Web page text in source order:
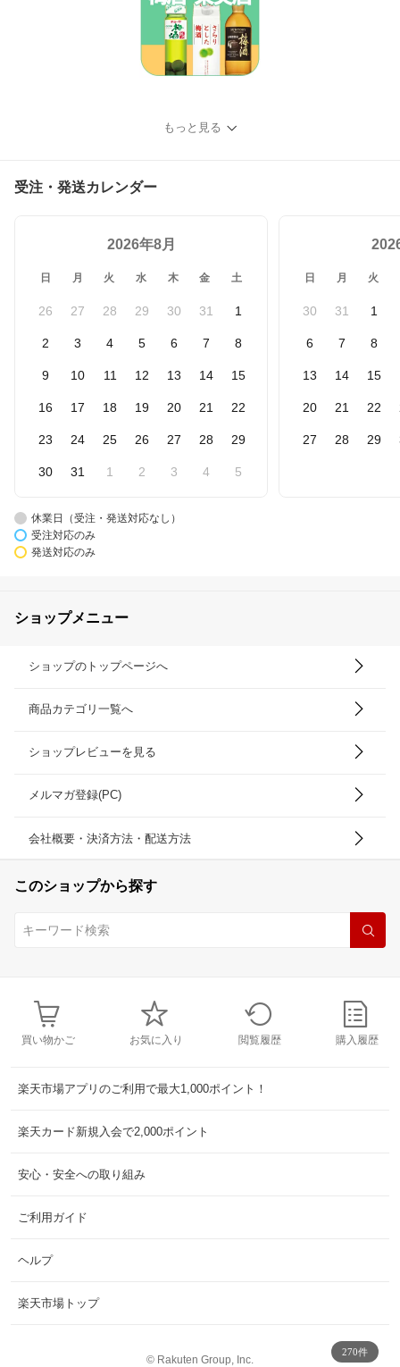
270件
もっと見る
受注・発送カレンダー
2026年8月
日 月 火 水 木 金 土
26 27 28 29 30 31 1
2 3 4 5 6 7 8
9 10 11 12 13 14 15
16 17 18 19 20 21 22
23 24 25 26 27 28 29
30 31 1 2 3 4 5
日 月 火
30 31 1
6 7 8
13 14 15
20 21 22
27 28 29
休業日（受注・発送対応なし）
受注対応のみ
発送対応のみ
ショップメニュー
ショップのトップページへ
商品カテゴリ一覧へ
ショップレビューを見る
メルマガ登録(PC)
会社概要・決済方法・配送方法
このショップから探す
買い物かご お気に入り 閲覧履歴 購入履歴
楽天市場アプリのご利用で最大1,000ポイント！
楽天カード新規入会で2,000ポイント
安心・安全への取り組み
ご利用ガイド
ヘルプ
楽天市場トップ
© Rakuten Group, Inc.